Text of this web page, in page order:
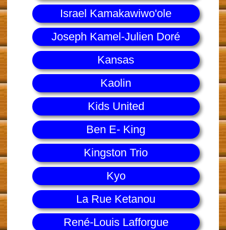
Israel Kamakawiwo'ole
Joseph Kamel-Julien Doré
Kansas
Kaolin
Kids United
Ben E- King
Kingston Trio
Kyo
La Rue Ketanou
René-Louis Lafforgue